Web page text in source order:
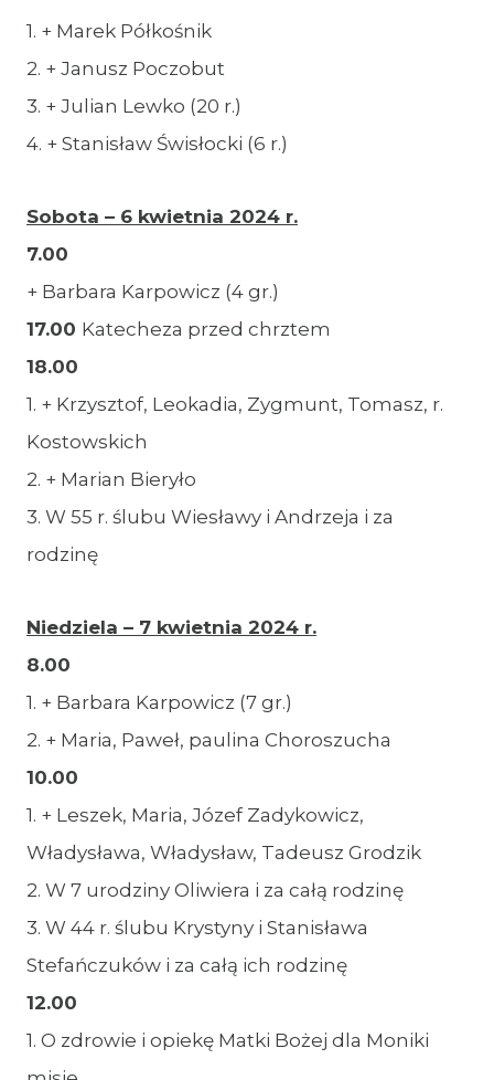
1. + Marek Półkośnik
2. + Janusz Poczobut
3. + Julian Lewko (20 r.)
4. + Stanisław Świsłocki (6 r.)
Sobota – 6 kwietnia 2024 r.
7.00
+ Barbara Karpowicz (4 gr.)
17.00 Katecheza przed chrztem
18.00
1. + Krzysztof, Leokadia, Zygmunt, Tomasz, r.
Kostowskich
2. + Marian Bieryło
3. W 55 r. ślubu Wiesławy i Andrzeja i za
rodzinę
Niedziela – 7 kwietnia 2024 r.
8.00
1. + Barbara Karpowicz (7 gr.)
2. + Maria, Paweł, paulina Choroszucha
10.00
1. + Leszek, Maria, Józef Zadykowicz,
Władysława, Władysław, Tadeusz Grodzik
2. W 7 urodziny Oliwiera i za całą rodzinę
3. W 44 r. ślubu Krystyny i Stanisława
Stefańczuków i za całą ich rodzinę
12.00
1. O zdrowie i opiekę Matki Bożej dla Moniki